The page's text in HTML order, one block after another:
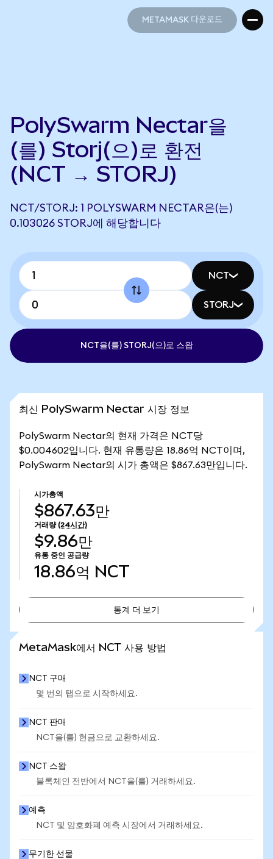
METAMASK 다운로드
PolySwarm Nectar을
(를) Storj(으)로 환전
(NCT → STORJ)
NCT/STORJ: 1 POLYSWARM NECTAR은(는)
0.103026 STORJ에 해당합니다
NCT
STORJ
NCT을(를) STORJ(으)로 스왑
최신 PolySwarm Nectar 시장 정보
PolySwarm Nectar의 현재 가격은 NCT당
$0.004602입니다. 현재 유통량은 18.86억 NCT이며,
PolySwarm Nectar의 시가 총액은 $867.63만입니다.
시가총액
$867.63만
거래량 (24시간)
$9.86만
유통 중인 공급량
18.86억 NCT
통계 더 보기
MetaMask에서 NCT 사용 방법
NCT 구매
몇 번의 탭으로 시작하세요.
NCT 판매
NCT을(를) 현금으로 교환하세요.
NCT 스왑
블록체인 전반에서 NCT을(를) 거래하세요.
예측
NCT 및 암호화폐 예측 시장에서 거래하세요.
무기한 선물